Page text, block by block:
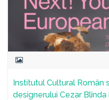
Institutul Cultural Român
designerului Cezar